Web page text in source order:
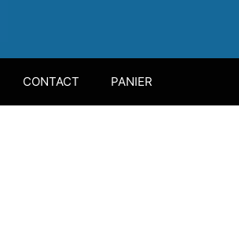
CONTACT PANIER